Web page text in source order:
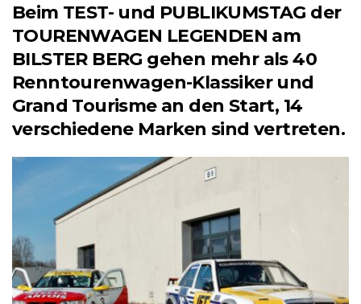
Beim TEST- und PUBLIKUMSTAG der
TOURENWAGEN LEGENDEN am
BILSTER BERG gehen mehr als 40
Renntourenwagen-Klassiker und
Grand Tourisme an den Start, 14
verschiedene Marken sind vertreten.